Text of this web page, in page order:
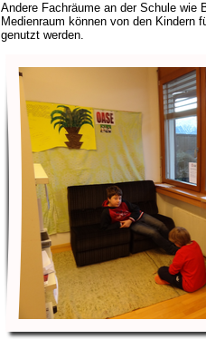
Andere Fachräume an der Schule wie
Medienraum können von den Kindern
genutzt werden.